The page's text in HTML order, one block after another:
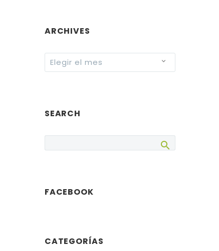
ARCHIVES
Archives
Elegir el mes
SEARCH
FACEBOOK
CATEGORÍAS